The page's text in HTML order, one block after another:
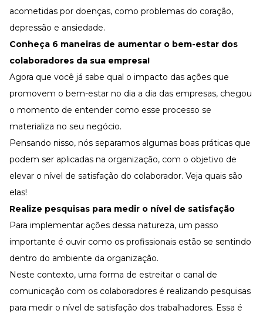
acometidas por doenças, como problemas do coração,
depressão e ansiedade.
Conheça 6 maneiras de aumentar o bem-estar dos
colaboradores da sua empresa!
Agora que você já sabe qual o impacto das ações que
promovem o bem-estar no dia a dia das empresas, chegou
o momento de entender como esse processo se
materializa no seu negócio.
Pensando nisso, nós separamos algumas boas práticas que
podem ser aplicadas na organização, com o objetivo de
elevar o nível de satisfação do colaborador. Veja quais são
elas!
Realize pesquisas para medir o nível de satisfação
Para implementar ações dessa natureza, um passo
importante é ouvir como os profissionais estão se sentindo
dentro do ambiente da organização.
Neste contexto, uma forma de estreitar o canal de
comunicação com os colaboradores é realizando pesquisas
para medir o nível de satisfação dos trabalhadores. Essa é